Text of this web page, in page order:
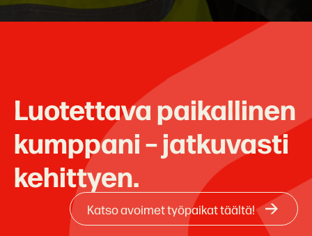
Luotettava paikallinen
kumppani – jatkuvasti
kehittyen.
Katso avoimet työpaikat täältä!